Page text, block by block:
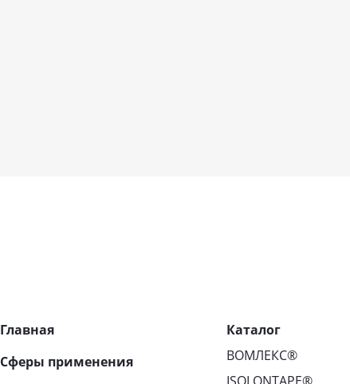
Главная
Сферы применения
Каталог
ВОМЛЕКС®